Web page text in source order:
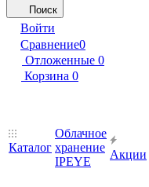
Поиск
Войти
Сравнение0
Отложенные 0
Корзина 0
Каталог
Облачное
хранение
IPEYE
Акции